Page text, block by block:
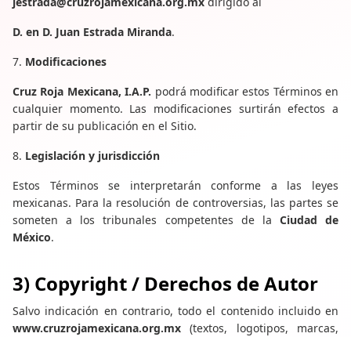
D. en D. Juan Estrada Miranda.
7. Modificaciones
Cruz Roja Mexicana, I.A.P. podrá modificar estos Términos en
cualquier momento. Las modificaciones surtirán efectos a
partir de su publicación en el Sitio.
8. Legislación y jurisdicción
Estos Términos se interpretarán conforme a las leyes
mexicanas. Para la resolución de controversias, las partes se
someten a los tribunales competentes de la Ciudad de
México.
3) Copyright / Derechos de Autor
Salvo indicación en contrario, todo el contenido incluido en
www.cruzrojamexicana.org.mx (textos, logotipos, marcas,